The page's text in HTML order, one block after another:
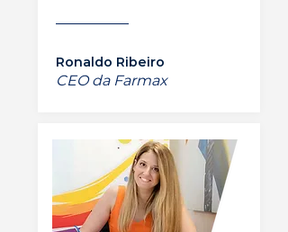
Ronaldo Ribeiro
CEO da Farmax